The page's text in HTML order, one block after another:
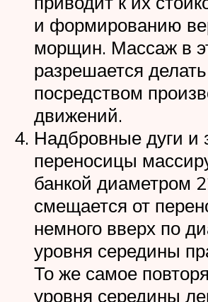
и формированию
морщин. Массаж в
разрешается делать
посредством
движений.
Надбровные дуги и
переносицы
банкой диаметром
смещается от
немного вверх по
уровня середины
То же самое
уровня середины